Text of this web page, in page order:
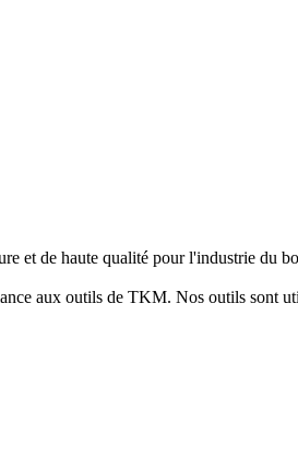
et de haute qualité pour l'industrie du
aux outils de TKM. Nos outils sont